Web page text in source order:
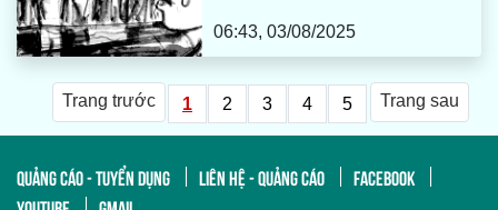
06:43, 03/08/2025
Trang trước 1 2 3 4 5 Trang sau
QUẢNG CÁO - TUYỂN DỤNG LIÊN HỆ - QUẢNG CÁO
FACEBOOK